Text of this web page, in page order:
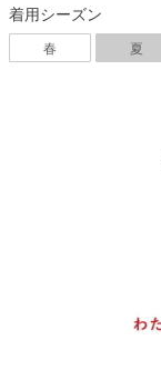
着用シーズン
春 夏